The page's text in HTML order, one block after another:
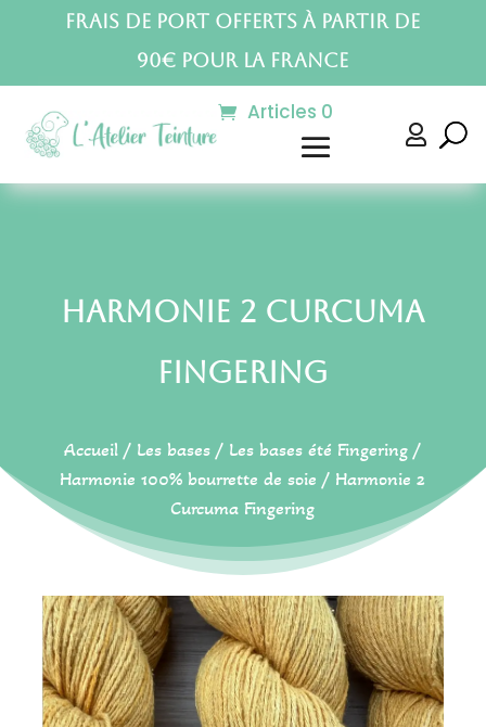
Frais de port offerts à partir de
90€ pour la France
Articles 0

Harmonie 2 Curcuma
Fingering
Accueil / Les bases / Les bases été Fingering /
Harmonie 100% bourrette de soie / Harmonie 2
Curcuma Fingering